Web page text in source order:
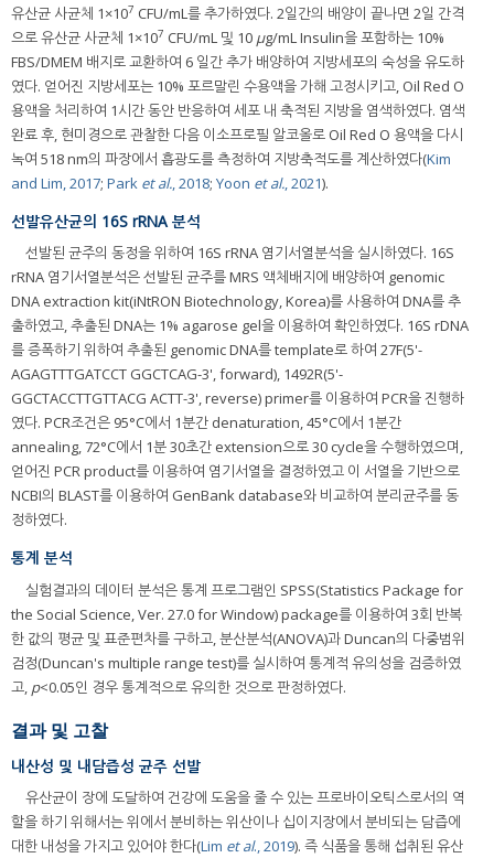
유산균 사균체 1×107 CFU/mL를 추가하였다. 2일간의 배양이 끝나면 2일 간격
으로 유산균 사균체 1×107 CFU/mL 및 10 μg/mL Insulin을 포함하는 10%
FBS/DMEM 배지로 교환하여 6 일간 추가 배양하여 지방세포의 숙성을 유도하
였다. 얻어진 지방세포는 10% 포르말린 수용액을 가해 고정시키고, Oil Red O
용액을 처리하여 1시간 동안 반응하여 세포 내 축적된 지방을 염색하였다. 염색
완료 후, 현미경으로 관찰한 다음 이소프로필 알코올로 Oil Red O 용액을 다시
녹여 518 nm의 파장에서 흡광도를 측정하여 지방축적도를 계산하였다(Kim
and Lim, 2017; Park et al. , 2018; Yoon et al. , 2021).
선발유산균의 16S rRNA 분석
선발된 균주의 동정을 위하여 16S rRNA 염기서열분석을 실시하였다. 16S
rRNA 염기서열분석은 선발된 균주를 MRS 액체배지에 배양하여 genomic
DNA extraction kit(iNtRON Biotechnology, Korea)를 사용하여 DNA를 추
출하였고, 추출된 DNA는 1% agarose gel을 이용하여 확인하였다. 16S rDNA
를 증폭하기 위하여 추출된 genomic DNA를 template로 하여 27F(5'-
AGAGTTTGATCCT GGCTCAG-3', forward), 1492R(5'-
GGCTACCTTGTTACG ACTT-3', reverse) primer를 이용하여 PCR을 진행하
였다. PCR조건은 95°C에서 1분간 denaturation, 45°C에서 1분간
annealing, 72°C에서 1분 30초간 extension으로 30 cycle을 수행하였으며,
얻어진 PCR product를 이용하여 염기서열을 결정하였고 이 서열을 기반으로
NCBI의 BLAST를 이용하여 GenBank database와 비교하여 분리균주를 동
정하였다.
통계 분석
실험결과의 데이터 분석은 통계 프로그램인 SPSS(Statistics Package for
the Social Science, Ver. 27.0 for Window) package를 이용하여 3회 반복
한 값의 평균 및 표준편차를 구하고, 분산분석(ANOVA)과 Duncan의 다중범위
검정(Duncan's multiple range test)를 실시하여 통계적 유의성을 검증하였
고, p<0.05인 경우 통계적으로 유의한 것으로 판정하였다.
결과 및 고찰
내산성 및 내담즙성 균주 선발
유산균이 장에 도달하여 건강에 도움을 줄 수 있는 프로바이오틱스로서의 역
할을 하기 위해서는 위에서 분비하는 위산이나 십이지장에서 분비되는 담즙에
대한 내성을 가지고 있어야 한다(Lim et al., 2019). 즉 식품을 통해 섭취된 유산